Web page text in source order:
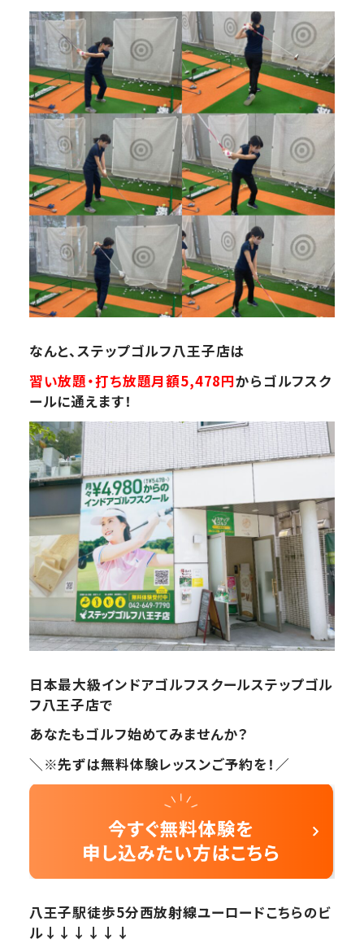
なんと、ステップゴルフ八王子店は
習い放題・打ち放題月額5,478円からゴルフスク
ールに通えます！
日本最大級インドアゴルフスクールステップゴル
フ八王子店で
あなたもゴルフ始めてみませんか？
＼※先ずは無料体験レッスンご予約を！／
八王子駅徒歩5分西放射線ユーロードこちらのビ
ル↓↓↓↓↓↓